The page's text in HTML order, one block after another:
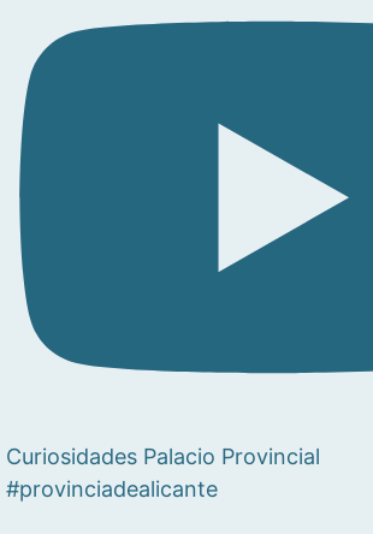
Curiosidades Palacio Provincial
#provinciadealicante